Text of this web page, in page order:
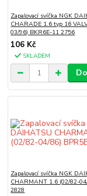
Zapalovací svíčka NGK
CHARADE 1.6 typ 16
03/96) BKR6E-11 2756
106 Kč
SKLADEM
Zapalovací svíčka NGK
CHARMANT 1.6 (02/82-
2828